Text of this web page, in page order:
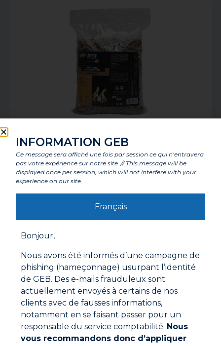
PROPFEU MASTIC SPECIAL BARBECUE
INFORMATION GEB
Ce message sera affiché une fois par session ce qui n’entravera
pas votre expérience sur notre site. // This message will be
displayed once per session, which will not interfere with your
experience on our site.
Français
Bonjour,
Nous avons été informés d’une campagne de
phishing (hameçonnage) usurpant l’identité
de GEB. Des e-mails frauduleux sont
actuellement envoyés à certains de nos
clients avec de fausses informations,
notamment en se faisant passer pour un
responsable du service comptabilité. Nous
vous recommandons donc d’appliquer